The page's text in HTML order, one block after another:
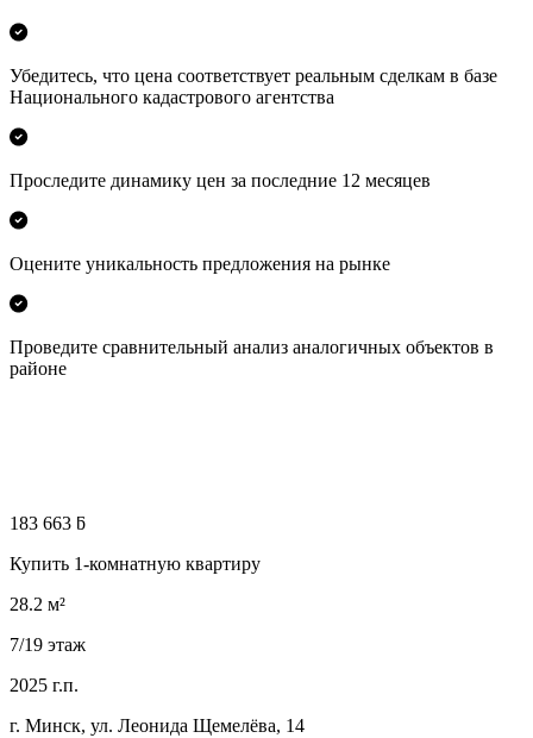
Убедитесь, что цена соответствует реальным сделкам в базе
Национального кадастрового агентства
Проследите динамику цен за последние 12 месяцев
Оцените уникальность предложения на рынке
Проведите сравнительный анализ аналогичных объектов в
районе
183 663 ƃ
Купить 1-комнатную квартиру
28.2 м²
7/19 этаж
2025 г.п.
г. Минск, ул. Леонида Щемелёва, 14